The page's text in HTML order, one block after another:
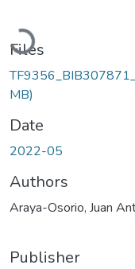
Loading...
Files
MB)
Date
2022-05
Authors
Araya-Osorio, Juan
Publisher